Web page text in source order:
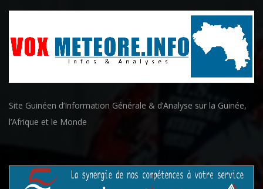
Site Guinéen d’Information Générale & d’Analyse sur la Guinée,
l’Afrique et le Monde